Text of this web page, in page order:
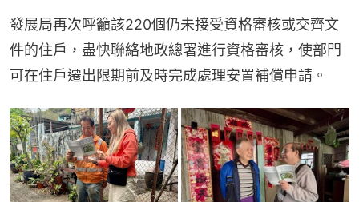
發展局再次呼籲該220個仍未接受資格審核或交齊文
件的住戶，盡快聯絡地政總署進行資格審核，使部門
可在住戶遷出限期前及時完成處理安置補償申請。